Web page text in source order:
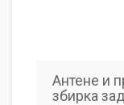
Антене и
збирка